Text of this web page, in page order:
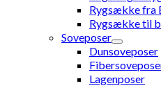
Rygsække fra
Rygsække til
Soveposer
Dunsoveposer
Lagenposer